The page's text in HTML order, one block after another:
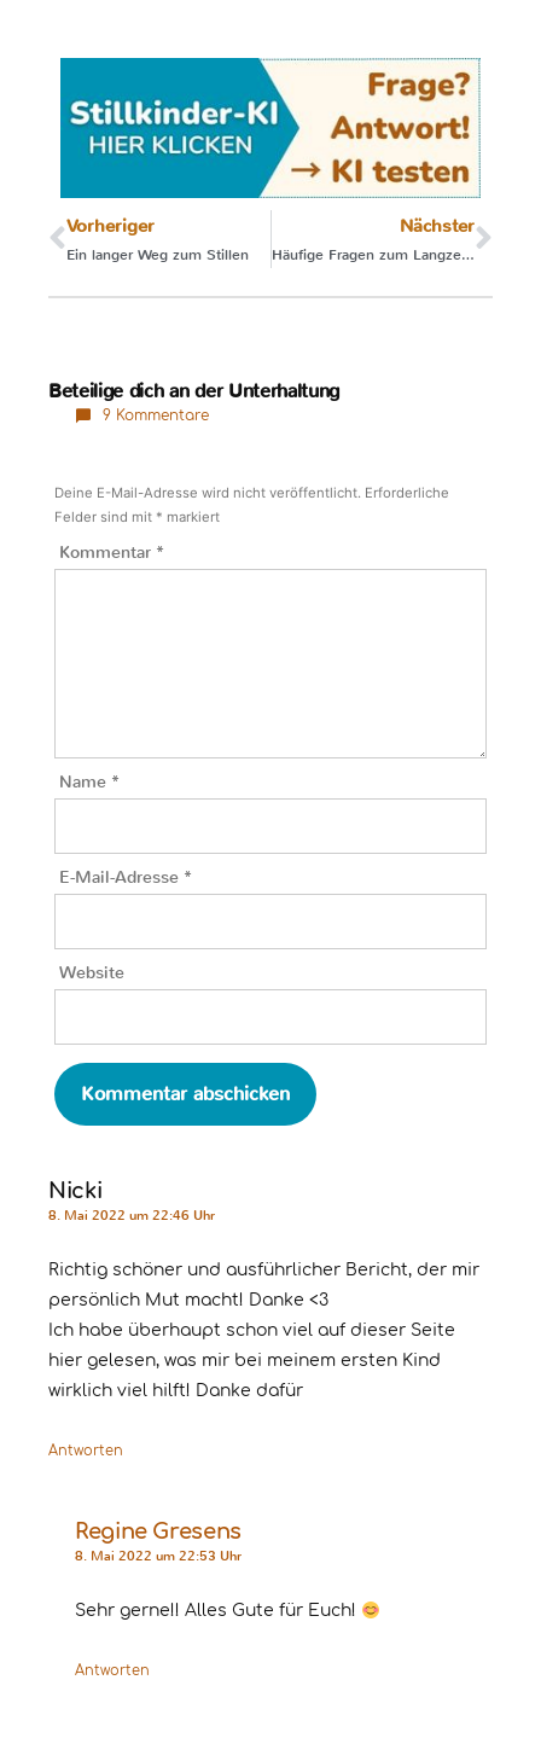
Vorheriger
Ein langer Weg zum Stillen
Nächster
Häufige Fragen zum Langzeitstillen (1)
Beteilige dich an der Unterhaltung
9 Kommentare
Deine E-Mail-Adresse wird nicht veröffentlicht. Erforderliche
Felder sind mit * markiert
Kommentar *
Name *
E-Mail-Adresse *
Website
Nicki
8. Mai 2022 um 22:46 Uhr
Richtig schöner und ausführlicher Bericht, der mir
persönlich Mut macht! Danke <3
Ich habe überhaupt schon viel auf dieser Seite
hier gelesen, was mir bei meinem ersten Kind
wirklich viel hilft! Danke dafür
Antworten
Regine Gresens
8. Mai 2022 um 22:53 Uhr
Sehr gerne!! Alles Gute für Euch!
Antworten